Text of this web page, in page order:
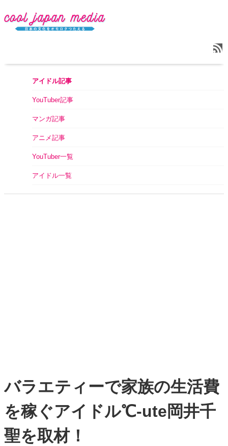
アイドル記事
YouTuber記事
マンガ記事
アニメ記事
YouTuber一覧
アイドル一覧
バラエティーで家族の生活費
を稼ぐアイドル℃-ute岡井千
聖を取材！